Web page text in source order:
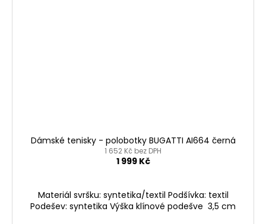
Dámské tenisky - polobotky BUGATTI AI664 černá
1 652 Kč bez DPH
1 999 Kč
Materiál svršku: syntetika/textil Podšívka: textil
Podešev: syntetika Výška klínové podešve 3,5 cm